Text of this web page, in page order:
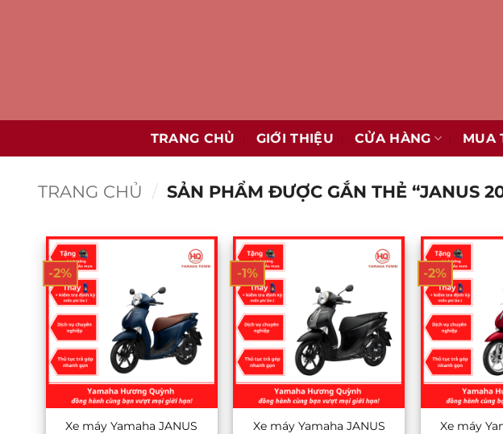
TRANG CHỦ GIỚI THIỆU CỬA HÀNG MUA
TRANG CHỦ / SẢN PHẨM ĐƯỢC GẮN THẺ “JANUS
-2%
Xe máy Yamaha JANUS
-1%
Xe máy Yamaha JANUS
-2%
Xe máy